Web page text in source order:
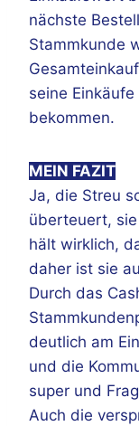
nächste
Stammkunde
seine
bekommen.
MEIN FAZIT
Ja, die Streu
überteuert,
hält wirklich,
daher ist sie
Durch das
deutlich am
und die
super und
Auch die